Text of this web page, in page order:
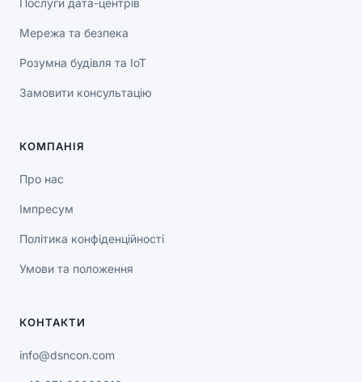
Послуги дата-центрів
Мережа та безпека
Розумна будівля та IoT
Замовити консультацію
КОМПАНІЯ
Про нас
Імпресум
Політика конфіденційності
Умови та положення
КОНТАКТИ
info@dsncon.com